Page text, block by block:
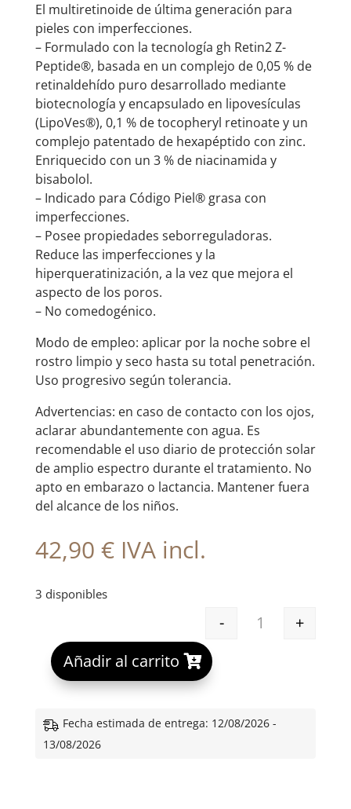
El multiretinoide de última generación para
pieles con imperfecciones.
– Formulado con la tecnología gh Retin2 Z-
Peptide®, basada en un complejo de 0,05 % de
retinaldehído puro desarrollado mediante
biotecnología y encapsulado en lipovesículas
(LipoVes®), 0,1 % de tocopheryl retinoate y un
complejo patentado de hexapéptido con zinc.
Enriquecido con un 3 % de niacinamida y
bisabolol.
– Indicado para Código Piel® grasa con
imperfecciones.
– Posee propiedades seborreguladoras.
Reduce las imperfecciones y la
hiperqueratinización, a la vez que mejora el
aspecto de los poros.
– No comedogénico.
Modo de empleo: aplicar por la noche sobre el
rostro limpio y seco hasta su total penetración.
Uso progresivo según tolerancia.
Advertencias: en caso de contacto con los ojos,
aclarar abundantemente con agua. Es
recomendable el uso diario de protección solar
de amplio espectro durante el tratamiento. No
apto en embarazo o lactancia. Mantener fuera
del alcance de los niños.
42,90 € IVA incl.
3 disponibles
GH 1600
-
+
Añadir al carrito
A
e
Fecha estimada de entrega: 12/08/2026 -
13/08/2026